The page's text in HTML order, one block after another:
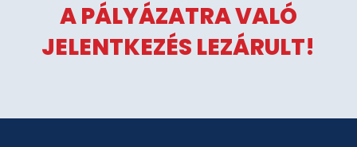
A PÁLYÁZATRA VALÓ
JELENTKEZÉS LEZÁRULT!